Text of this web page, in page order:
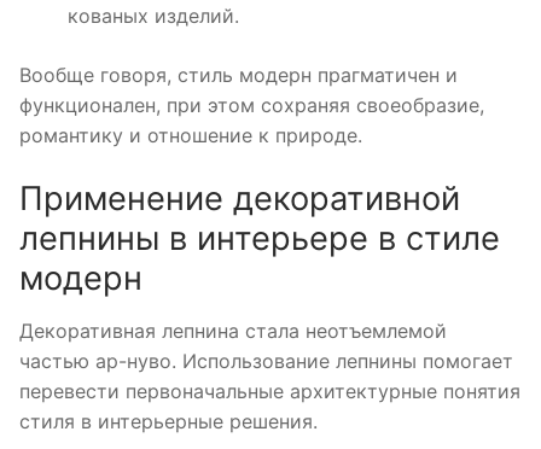
кованых изделий.
Вообще говоря, стиль модерн прагматичен и
функционален, при этом сохраняя своеобразие,
романтику и отношение к природе.
Применение декоративной
лепнины в интерьере в стиле
модерн
Декоративная лепнина стала неотъемлемой
частью ар-нуво. Использование лепнины помогает
перевести первоначальные архитектурные понятия
стиля в интерьерные решения.